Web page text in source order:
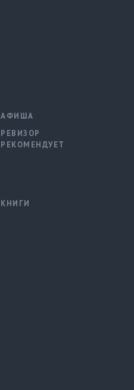
АФИША
РЕВИЗОР
РЕКОМЕНДУЕТ
КНИГИ